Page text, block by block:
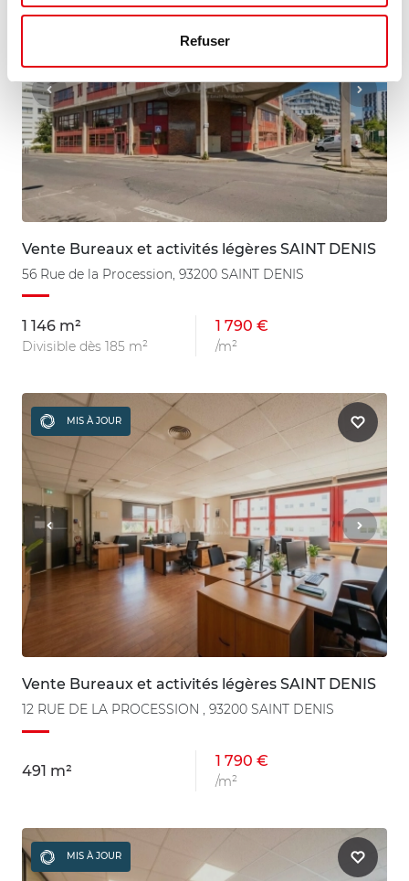
Refuser
Vente Bureaux et activités légères SAINT DENIS
56 Rue de la Procession, 93200 SAINT DENIS
1 146 m²
Divisible dès 185 m²
1 790 €
/m²
MIS À JOUR
Vente Bureaux et activités légères SAINT DENIS
12 RUE DE LA PROCESSION , 93200 SAINT DENIS
491 m²
1 790 €
/m²
MIS À JOUR